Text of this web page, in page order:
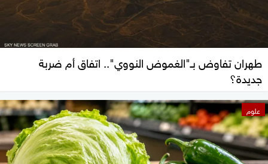
طهران تفاوض بـ"الغموض النووي".. اتفاق أم ضربة
جديدة؟
علوم